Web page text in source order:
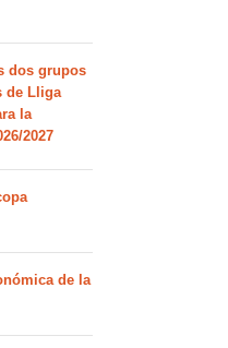
dos grupos
de Lliga
la
2027
de la